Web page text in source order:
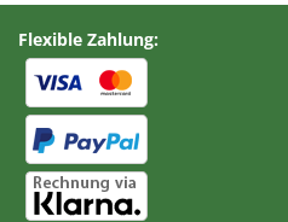
Flexible Zahlung: